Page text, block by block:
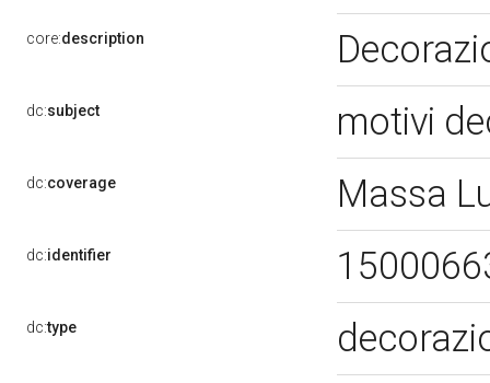
core:description
dc:subject motivi
dc:coverage Massa
dc:identifier
dc:type